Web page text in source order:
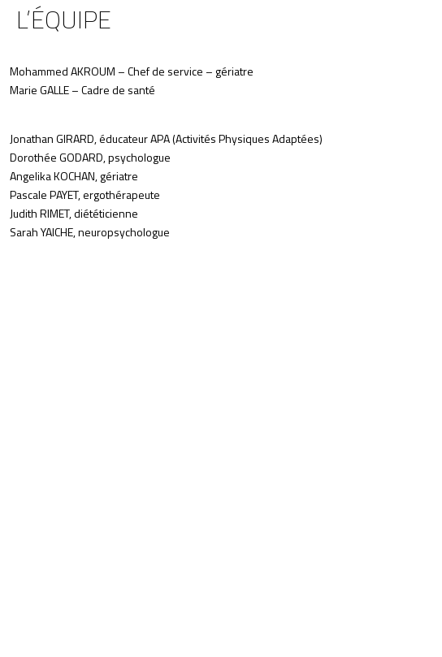
L’ÉQUIPE
Mohammed AKROUM – Chef de service – gériatre
Marie GALLE – Cadre de santé
Jonathan GIRARD, éducateur APA (Activités Physiques Adaptées)
Dorothée GODARD, psychologue
Angelika KOCHAN, gériatre
Pascale PAYET, ergothérapeute
Judith RIMET, diététicienne
Sarah YAICHE, neuropsychologue